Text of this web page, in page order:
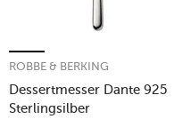
Dessertmesser Dante 925
Sterlingsilber
ROBBE & BERKING